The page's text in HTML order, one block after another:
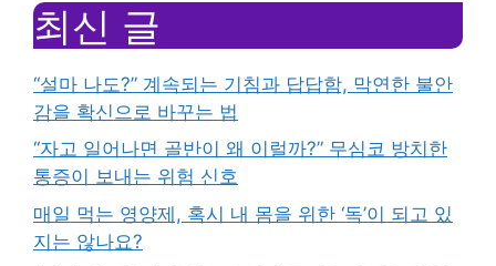
최신 글
“설마 나도?” 계속되는 기침과 답답함, 막연한 불안
감을 확신으로 바꾸는 법
“자고 일어나면 골반이 왜 이럴까?” 무심코 방치한
통증이 보내는 위험 신호
매일 먹는 영양제, 혹시 내 몸을 위한 ‘독’이 되고 있
지는 않나요?